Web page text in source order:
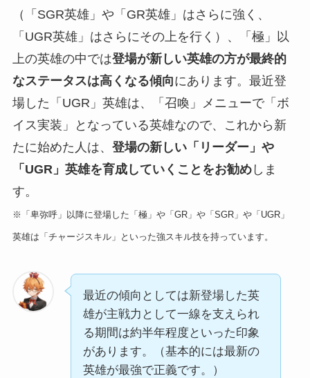
（「SGR英雄」や「GR英雄」はさらに強く、
「UGR英雄」はさらにその上を行く）、「極」以
上の英雄の中では登場が新しい英雄の方が最終的
なステータスは高くなる傾向にあります。最近登
場した「UGR」英雄は、「召喚」メニューで「ボ
イス実装」となっている英雄なので、これから新
たに始めた人は、 登場の新しい「リーダー」や
「UGR」英雄を育成していくことをお勧めしま
す。
※「卑弥呼」以降に登場した「極」や「GR」や「SGR」や「UGR」
英雄は「チャージスキル」といった強スキル技を持っています。
最近の傾向としては新登場した英
雄が主戦力として一線を支えられ
る期間は約半年程度といった印象
があります。（基本的には最新の
英雄が最強で正義です。）